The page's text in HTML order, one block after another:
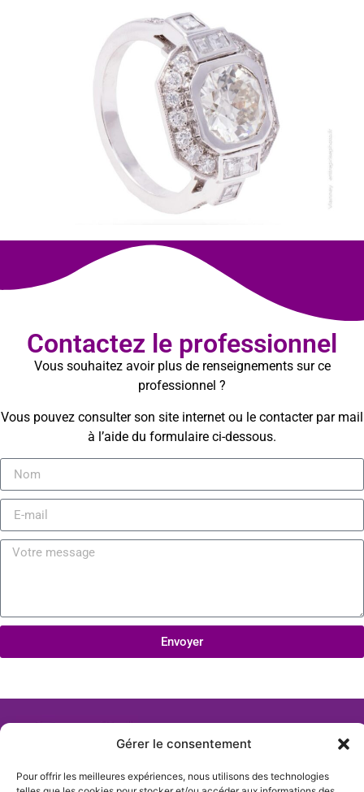
Gérer le consentement
Pour offrir les meilleures expériences, nous utilisons des technologies
Contactez le professionnel
Vous souhaitez avoir plus de renseignements sur ce
professionnel ?
Vous pouvez consulter son site internet ou le contacter par mail
à l’aide du formulaire ci-dessous.
Envoyer